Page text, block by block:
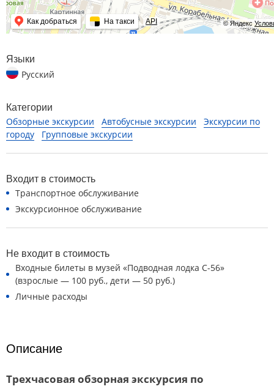
© Яндекс
Как добраться На такси API
Языки
Русский
Категории
Обзорные экскурсии Автобусные экскурсии
Экскурсии по
городу
Групповые экскурсии
Входит в стоимость
Транспортное обслуживание
Экскурсионное обслуживание
Не входит в стоимость
Входные билеты в музей «Подводная лодка С-56»
(взрослые — 100 руб., дети — 50 руб.)
Личные расходы
Описание
Трехчасовая обзорная экскурсия по